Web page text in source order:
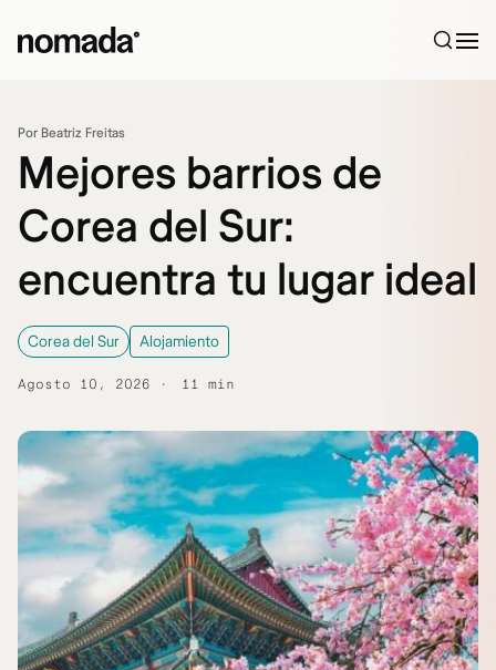
Por Beatriz Freitas
Mejores barrios de
Corea del Sur:
encuentra tu lugar ideal
Corea del Sur Alojamiento
Agosto 10, 2026 11 min